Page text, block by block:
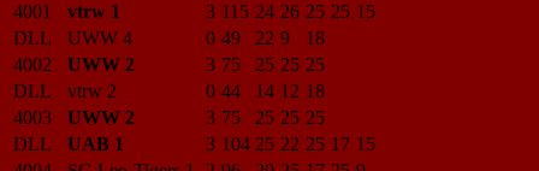
4001
vtrw 1 3 115 24 26 25 25 15
DLL
UWW 4 0 49 22 9
18
4002
UWW 2 3 75 25 25 25
DLL
vtrw 2 0 44 14 12 18
4003
UWW 2 3 75 25 25 25
DLL
UAB 1 3 104 25 22 25 17 15